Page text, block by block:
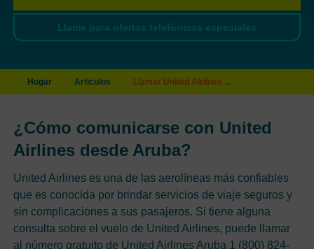
Llame para ofertas telefónicas especiales
Hogar Articulos Llamar United Airlines ...
¿Cómo comunicarse con United
Airlines desde Aruba?
United Airlines es una de las aerolíneas más confiables
que es conocida por brindar servicios de viaje seguros y
sin complicaciones a sus pasajeros. Si tiene alguna
consulta sobre el vuelo de United Airlines, puede llamar
al número gratuito de United Airlines Aruba 1 (800) 824-